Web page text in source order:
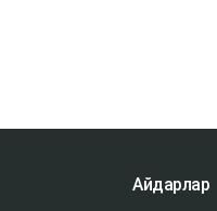
Айдарлар